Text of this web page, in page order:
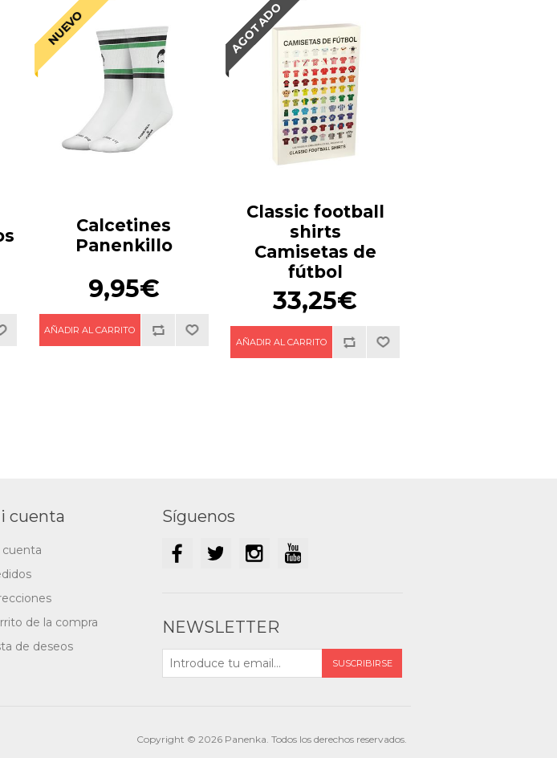
NUEVO
Calcetines
Panenkillo
9,95€
AGOTADO
Classic football
shirts
Camisetas de
fútbol
33,25€
cuenta
cuenta
de la compra
de deseos
Síguenos
NEWSLETTER
Copyright © 2026 Panenka. Todos los derechos reservados.